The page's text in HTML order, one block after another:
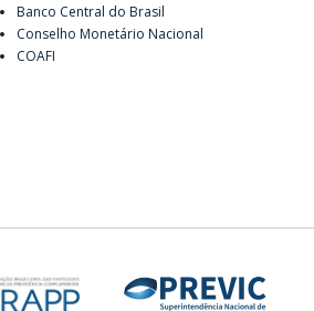
Banco Central do Brasil
Conselho Monetário Nacional
COAFI